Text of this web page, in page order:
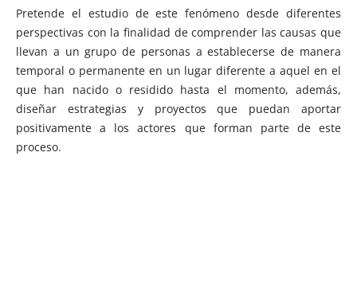
Pretende el estudio de este fenómeno desde diferentes
perspectivas con la finalidad de comprender las causas que
llevan a un grupo de personas a establecerse de manera
temporal o permanente en un lugar diferente a aquel en el
que han nacido o residido hasta el momento, además,
diseñar estrategias y proyectos que puedan aportar
positivamente a los actores que forman parte de este
proceso.